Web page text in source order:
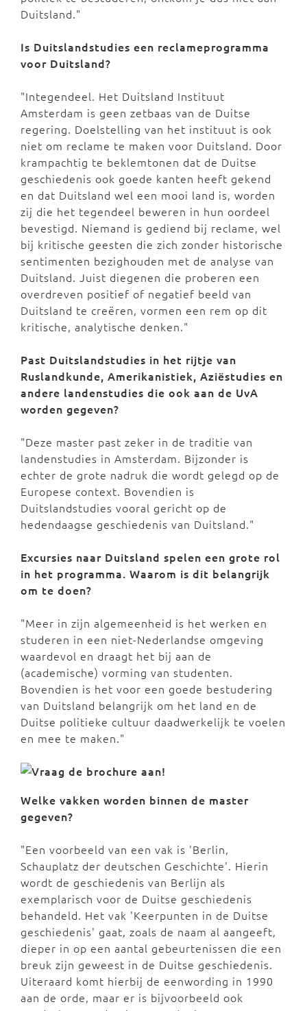
Duitsland."
Is Duitslandstudies een reclameprogramma
voor Duitsland?
"Integendeel. Het Duitsland Instituut
Amsterdam is geen zetbaas van de Duitse
regering. Doelstelling van het instituut is ook
niet om reclame te maken voor Duitsland. Door
krampachtig te beklemtonen dat de Duitse
geschiedenis ook goede kanten heeft gekend
en dat Duitsland wel een mooi land is, worden
zij die het tegendeel beweren in hun oordeel
bevestigd. Niemand is gediend bij reclame, wel
bij kritische geesten die zich zonder historische
sentimenten bezighouden met de analyse van
Duitsland. Juist diegenen die proberen een
overdreven positief of negatief beeld van
Duitsland te creëren, vormen een rem op dit
kritische, analytische denken."
Past Duitslandstudies in het rijtje van
Ruslandkunde, Amerikanistiek, Aziëstudies en
andere landenstudies die ook aan de UvA
worden gegeven?
"Deze master past zeker in de traditie van
landenstudies in Amsterdam. Bijzonder is
echter de grote nadruk die wordt gelegd op de
Europese context. Bovendien is
Duitslandstudies vooral gericht op de
hedendaagse geschiedenis van Duitsland."
Excursies naar Duitsland spelen een grote rol
in het programma. Waarom is dit belangrijk
om te doen?
"Meer in zijn algemeenheid is het werken en
studeren in een niet-Nederlandse omgeving
waardevol en draagt het bij aan de
(academische) vorming van studenten.
Bovendien is het voor een goede bestudering
van Duitsland belangrijk om het land en de
Duitse politieke cultuur daadwerkelijk te voelen
en mee te maken."
Welke vakken worden binnen de master
gegeven?
"Een voorbeeld van een vak is 'Berlin,
Schauplatz der deutschen Geschichte'. Hierin
wordt de geschiedenis van Berlijn als
exemplarisch voor de Duitse geschiedenis
behandeld. Het vak 'Keerpunten in de Duitse
geschiedenis' gaat, zoals de naam al aangeeft,
dieper in op een aantal gebeurtenissen die een
breuk zijn geweest in de Duitse geschiedenis.
Uiteraard komt hierbij de eenwording in 1990
aan de orde, maar er is bijvoorbeeld ook